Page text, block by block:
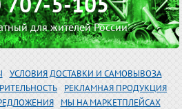
для жителей России
УСЛОВИЯ ДОСТАВКИ И САМОВЫВОЗА
РЕКЛАМНАЯ ПРОДУКЦИЯ
МЫ НА МАРКЕТПЛЕЙСАХ